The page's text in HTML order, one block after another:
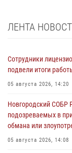
ЛЕНТА
Сотрудники
подвели итоги
05 августа 2026, 14:20
Новгородский СОБР
подозреваемых в
обмана или
05 августа 2026, 14:08